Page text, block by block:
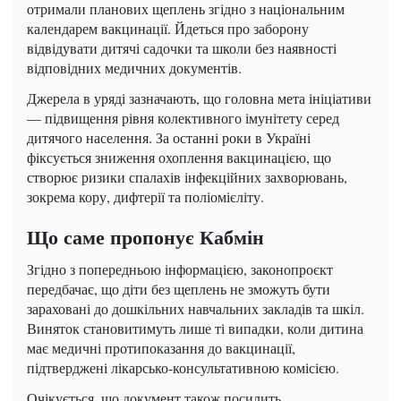
отримали планових щеплень згідно з національним
календарем вакцинації. Йдеться про заборону
відвідувати дитячі садочки та школи без наявності
відповідних медичних документів.
Джерела в уряді зазначають, що головна мета ініціативи
— підвищення рівня колективного імунітету серед
дитячого населення. За останні роки в Україні
фіксується зниження охоплення вакцинацією, що
створює ризики спалахів інфекційних захворювань,
зокрема кору, дифтерії та поліомієліту.
Що саме пропонує Кабмін
Згідно з попередньою інформацією, законопроєкт
передбачає, що діти без щеплень не зможуть бути
зараховані до дошкільних навчальних закладів та шкіл.
Виняток становитимуть лише ті випадки, коли дитина
має медичні протипоказання до вакцинації,
підтверджені лікарсько-консультативною комісією.